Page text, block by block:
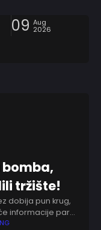
09 Aug
2026
tržište!
dobija pun krug,
informacije par
da